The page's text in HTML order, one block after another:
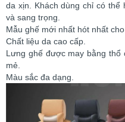
da xịn. Khách dùng chỉ có
và sang trọng.
Mẫu ghế mới nhất hót nhất
Chất liệu da cao cấp.
Lưng ghế được may bằng thổ
mẻ.
Màu sắc đa dạng.